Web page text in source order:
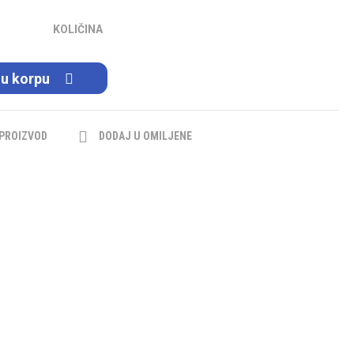
KOLIČINA
korpu
DODAJ U OMILJENE